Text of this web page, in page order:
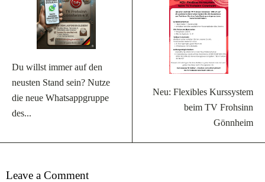
Du willst immer auf den
neusten Stand sein? Nutze
die neue Whatsappgruppe
des...
Neu: Flexibles Kurssystem
beim TV Frohsinn
Gönnheim
Leave a Comment